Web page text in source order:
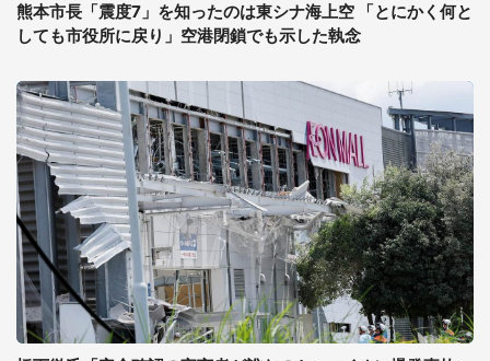
熊本市長「震度7」を知ったのは東シナ海上空 「とにかく何と
しても市役所に戻り」空港閉鎖でも示した執念